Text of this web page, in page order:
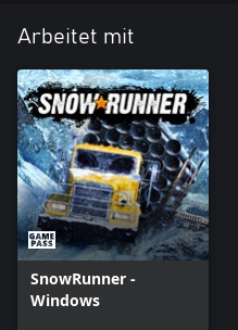
Arbeitet mit
SnowRunner -
Windows